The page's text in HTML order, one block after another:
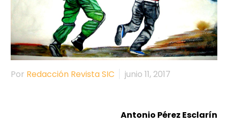
Por Redacción Revista SIC junio 11, 2017
Antonio Pérez Esclarín